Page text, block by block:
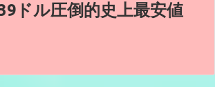
ドル圧倒的史上最安値